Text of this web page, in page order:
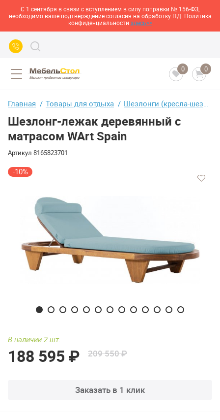
С 1 сентября в связи с вступлением в силу поправки № 156-ФЗ,
необходимо ваше подтверждение согласия на обработку ПД. Политика
конфиденциальности здесь>>
0 0
Главная Товары для отдыха Шезлонги (кресла-шезлонги)
Шезлонг-лежак деревянный с
матрасом WArt Spain
Артикул 8165823701
-10%
В наличии 2 шт.
188 595 ₽ 209 550 ₽
Заказать в 1 клик